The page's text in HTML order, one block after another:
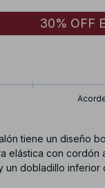
30% OFF
tiene un diseño
elástica con cordón
un dobladillo inferior
en azul marino.